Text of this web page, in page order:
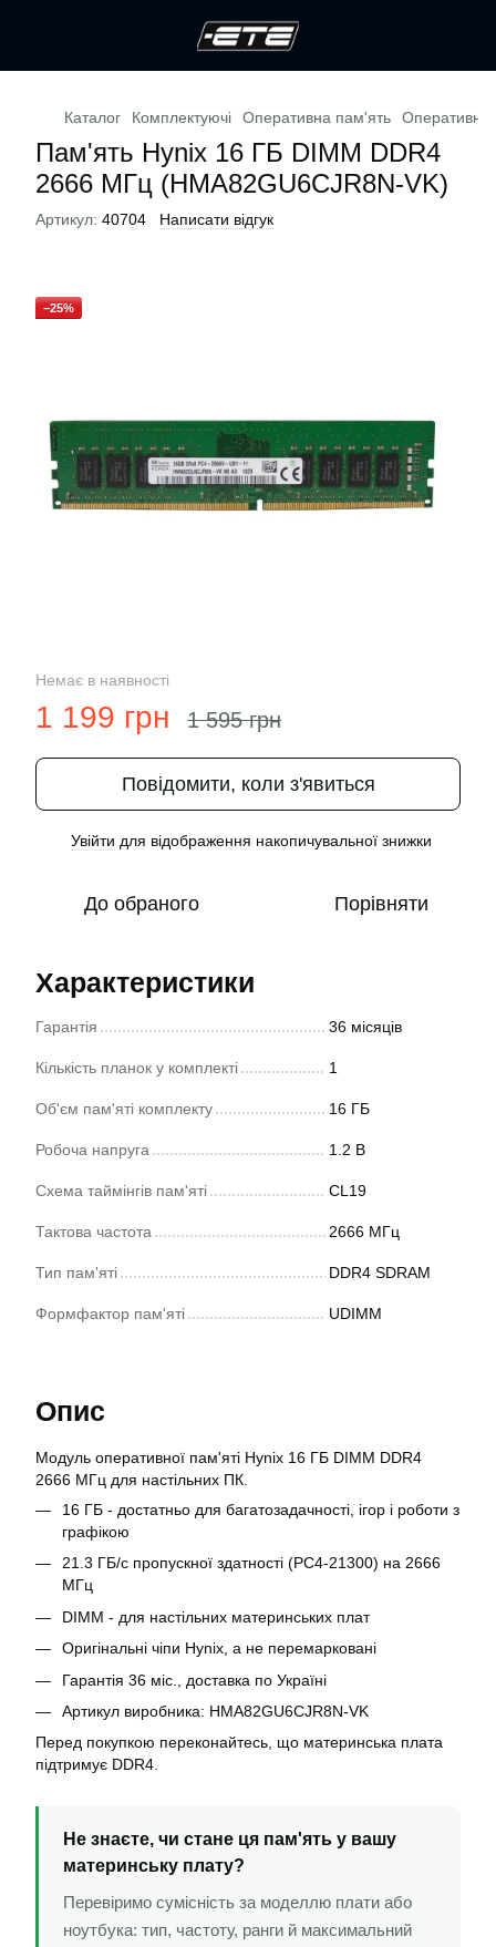
Каталог Комплектуючі Оперативна пам'ять Оперативна
Пам'ять Hynix 16 ГБ DIMM DDR4
2666 МГц (HMA82GU6CJR8N-VK)
Артикул: 40704 Написати відгук
−25%
Немає в наявності
1 199 грн 1 595 грн
Повідомити, коли з'явиться
Увійти для відображення накопичувальної знижки
До обраного Порівняти
Характеристики
Гарантія 36 місяців
Кількість планок у комплекті 1
Об'єм пам'яті комплекту 16 ГБ
Робоча напруга 1.2 В
Схема таймінгів пам'яті CL19
Тактова частота 2666 МГц
Тип пам'яті DDR4 SDRAM
Формфактор пам'яті UDIMM
Опис
Модуль оперативної пам'яті Hynix 16 ГБ DIMM DDR4
2666 МГц для настільних ПК.
16 ГБ - достатньо для багатозадачності, ігор і роботи з
графікою
21.3 ГБ/с пропускної здатності (PC4-21300) на 2666
МГц
DIMM - для настільних материнських плат
Оригінальні чіпи Hynix, а не перемарковані
Гарантія 36 міс., доставка по Україні
Артикул виробника: HMA82GU6CJR8N-VK
Перед покупкою переконайтесь, що материнська плата
підтримує DDR4.
Не знаєте, чи стане ця пам'ять у вашу
материнську плату?
Перевіримо сумісність за моделлю плати або
ноутбука: тип, частоту, ранги й максимальний